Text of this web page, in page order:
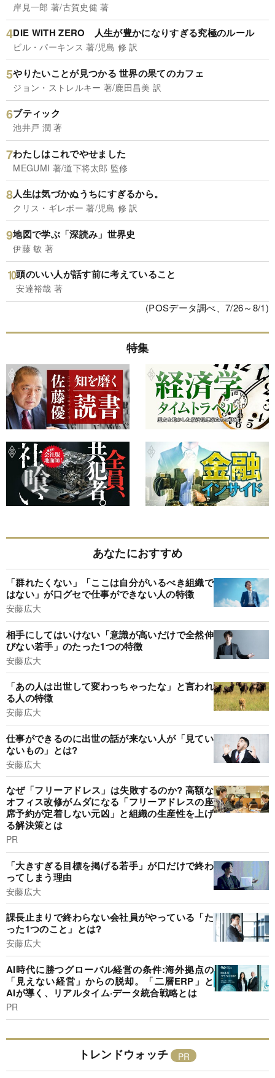
岸見一郎 著/古賀史健 著
DIE WITH ZERO 人生が豊かになりすぎる究極のルール
ビル・パーキンス 著/児島 修 訳
やりたいことが見つかる 世界の果てのカフェ
ジョン・ストレルキー 著/鹿田昌美 訳
ブティック
池井戸 潤 著
わたしはこれでやせました
MEGUMI 著/道下将太郎 監修
人生は気づかぬうちにすぎるから。
クリス・ギレボー 著/児島 修 訳
地図で学ぶ「深読み」世界史
伊藤 敏 著
頭のいい人が話す前に考えていること
安達裕哉 著
(POSデータ調べ、7/26～8/1)
特集
あなたにおすすめ
「群れたくない」「ここは自分がいるべき組織で
はない」が口グセで仕事ができない人の特徴
安藤広大
相手にしてはいけない「意識が高いだけで全然伸
びない若手」のたった1つの特徴
安藤広大
「あの人は出世して変わっちゃったな」と言われ
る人の特徴
安藤広大
仕事ができるのに出世の話が来ない人が「見てい
ないもの」とは?
安藤広大
なぜ「フリーアドレス」は失敗するのか? 高額な
オフィス改修がムダになる「フリーアドレスの座
席予約が定着しない元凶」と組織の生産性を上げ
る解決策とは
PR
「大きすぎる目標を掲げる若手」が口だけで終わ
ってしまう理由
安藤広大
課長止まりで終わらない会社員がやっている「た
った1つのこと」とは?
安藤広大
AI時代に勝つグローバル経営の条件:海外拠点の
「見えない経営」からの脱却。「二層ERP」と
AIが導く、リアルタイム·データ統合戦略とは
PR
トレンドウォッチ